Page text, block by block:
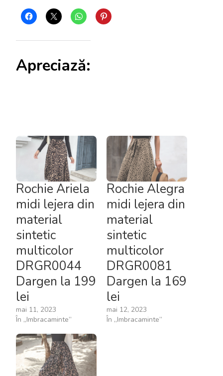
Apreciază:
Rochie Ariela
midi lejera din
material
sintetic
multicolor
DRGR0044
Dargen la 199
lei
mai 11, 2023
În „Imbracaminte”
Rochie Alegra
midi lejera din
material
sintetic
multicolor
DRGR0081
Dargen la 169
lei
mai 12, 2023
În „Imbracaminte”